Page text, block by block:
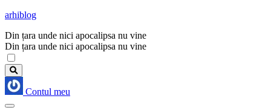
arhiblog
Din țara unde nici apocalipsa nu vine
Din țara unde nici apocalipsa nu vine
Contul meu